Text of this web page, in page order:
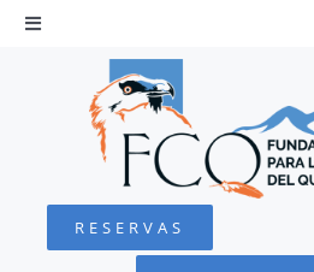
Saltar
Toggle
Navigation
QUEBRANTAHUESOS
FUNDACIÓN
RESERVAS